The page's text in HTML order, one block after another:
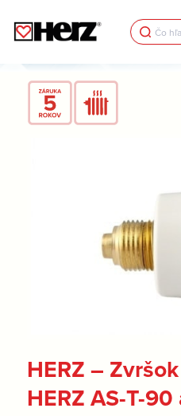
Search
for:
HERZ –
HERZ AS-T-90